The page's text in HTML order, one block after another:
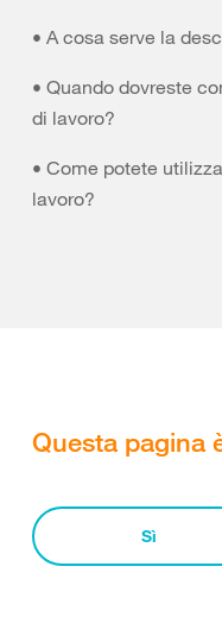
• A cosa serve la
• Quando dovreste
di lavoro?
• Come potete
lavoro?
Questa pagina
Sì